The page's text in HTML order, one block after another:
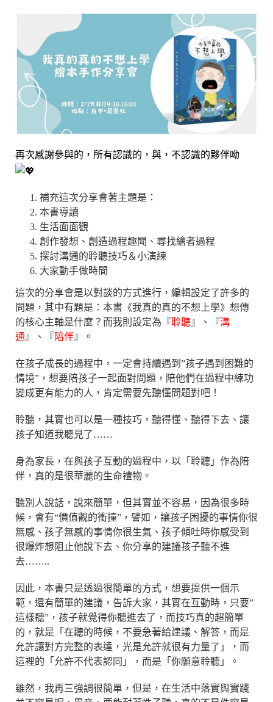
再次感謝參與的，所有認識的，與，不認識的夥伴呦
補充這次分享會著主題是：
本書導讀
生活面面觀
創作發想、創造過程趣聞、尋找繪者過程
探討溝通的聆聽技巧＆小演練
大家動手做時間
這次的分享會是以對談的方式進行，編輯設定了許多的
問題，其中有題是：本書《我真的真的不想上學》想傳
的核心主軸是什麼？而我則設定為『聆聽』、『溝
通 』、『陪伴』。
在孩子成長的過程中，一定會持續遇到”孩子遇到困難的
情境”，想要陪孩子一起面對問題，陪他們在過程中練功
變成更有能力的人，肯定需要先聽懂問題對吧！
聆聽，其實也可以是一種技巧，聽得懂、聽得下去、讓
孩子知道我聽見了……
身為家長，在與孩子互動的過程中，以「聆聽」作為陪
伴，真的是很華麗的生命禮物。
聽別人說話，說來簡單，但其實並不容易，因為很多時
候，會有“價值觀的衝撞”，譬如，讓孩子困擾的事情你很
無感、孩子無感的事情你很生氣、孩子傾吐時你感受到
很爆炸想阻止他說下去、你分享的建議孩子聽不進
去……..
因此，本書只是透過很簡單的方式，想要提供一個示
範，還有簡單的建議，告訴大家，其實在互動時，只要”
這樣聽”，孩子就覺得你聽進去了，而技巧真的超簡單
的，就是「在聽的時候，不要急著給建議、解答，而是
允許讓對方完整的表達，光是允許就很有力量了」，而
這裡的「允許不代表認同」，而是「你願意聆聽」。
雖然，我再三強調很簡單，但是，在生活中落實與實踐